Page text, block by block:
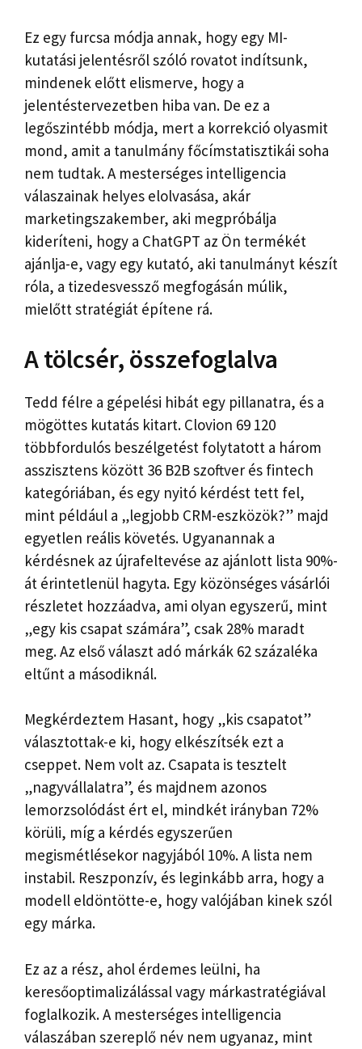
Ez egy furcsa módja annak, hogy egy MI-
kutatási jelentésről szóló rovatot indítsunk,
mindenek előtt elismerve, hogy a
jelentéstervezetben hiba van. De ez a
legőszintébb módja, mert a korrekció olyasmit
mond, amit a tanulmány főcímstatisztikái soha
nem tudtak. A mesterséges intelligencia
válaszainak helyes elolvasása, akár
marketingszakember, aki megpróbálja
kideríteni, hogy a ChatGPT az Ön termékét
ajánlja-e, vagy egy kutató, aki tanulmányt készít
róla, a tizedesvessző megfogásán múlik,
mielőtt stratégiát építene rá.
A tölcsér, összefoglalva
Tedd félre a gépelési hibát egy pillanatra, és a
mögöttes kutatás kitart. Clovion 69 120
többfordulós beszélgetést folytatott a három
asszisztens között 36 B2B szoftver és fintech
kategóriában, és egy nyitó kérdést tett fel,
mint például a „legjobb CRM-eszközök?” majd
egyetlen reális követés. Ugyanannak a
kérdésnek az újrafeltevése az ajánlott lista 90%-
át érintetlenül hagyta. Egy közönséges vásárlói
részletet hozzáadva, ami olyan egyszerű, mint
„egy kis csapat számára”, csak 28% maradt
meg. Az első választ adó márkák 62 százaléka
eltűnt a másodiknál.
Megkérdeztem Hasant, hogy „kis csapatot”
választottak-e ki, hogy elkészítsék ezt a
cseppet. Nem volt az. Csapata is tesztelt
„nagyvállalatra”, és majdnem azonos
lemorzsolódást ért el, mindkét irányban 72%
körüli, míg a kérdés egyszerűen
megismétlésekor nagyjából 10%. A lista nem
instabil. Reszponzív, és leginkább arra, hogy a
modell eldöntötte-e, hogy valójában kinek szól
egy márka.
Ez az a rész, ahol érdemes leülni, ha
keresőoptimalizálással vagy márkastratégiával
foglalkozik. A mesterséges intelligencia
válaszában szereplő név nem ugyanaz, mint